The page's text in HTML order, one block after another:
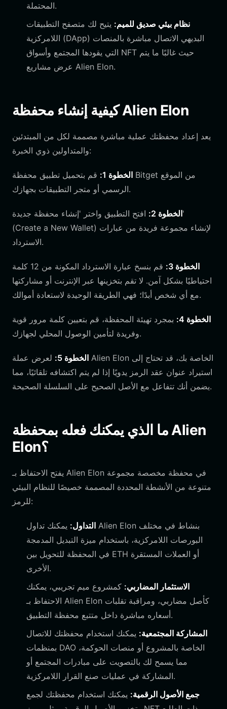
المحتملة.
نظام بيئي صديق للميم: يتيح لك متصفح التطبيقات
اللامركزية (DApp) البديهي الاتصال مباشرة بالمنصات
التي يقودها المجتمع وأسواق NFT حيث غالبًا ما يتم
عرض مشاريع Alien Elon.
كيفية إنشاء محفظة Alien Elon
يعد إعداد محفظتك عملية مباشرة مصممة لكل من المبتدئين
والمتداولين ذوي الخبرة:
الخطوة 1:
قم بتحميل تطبيق محفظة Bitget من الموقع
الرسمي أو متجر التطبيقات بجهازك.
الخطوة 2:
افتح التطبيق واختر 'إنشاء محفظة جديدة'
(Create a New Wallet) لإنشاء مجموعة فريدة من عبارات
الاسترداد.
الخطوة 3:
قم بنسخ عبارة الاسترداد المكونة من 12 كلمة
احتياطيًا بشكل آمن. لا تقم بتخزينها عبر الإنترنت أو مشاركتها
مع أي شخص أبدًا؛ فهي الطريقة الوحيدة لاستعادة أموالك.
الخطوة 4:
بمجرد تهيئة المحفظة، قم بتعيين كلمة مرور قوية
وفريدة لتأمين الوصول المحلي لجهازك.
الخطوة 5:
لعرض عملة Alien Elon الخاصة بك، قد تحتاج إلى
استيراد عنوان عقد الرمز يدويًا إذا لم يتم اكتشافه تلقائيًا، مما
يضمن أنك تتفاعل مع الأصل الصحيح على السلسلة الصحيحة.
ما الذي يمكنك فعله بمحفظة Alien
Elon؟
يفتح الاحتفاظ بـ Alien Elon في محفظة مخصصة مجموعة
متنوعة من الأنشطة المحددة المصممة خصيصًا للنظام البيئي
للرمز:
التداول: يمكنك تداول Alien Elon بنشاط في مختلف
البورصات اللامركزية، باستخدام ميزة التبديل المدمجة
في المحفظة للتحويل بين ETH أو العملات المستقرة
الأخرى.
الاستثمار المضاربي: كمشروع ميم تجريبي، يمكنك
الاحتفاظ بـ Alien Elon كأصل مضاربي، ومراقبة تقلبات
أسعاره مباشرة داخل متتبع محفظة التطبيق.
المشاركة المجتمعية: يمكنك استخدام محفظتك للاتصال
بمنظمات DAO الخاصة بالمشروع أو منصات الحوكمة،
مما يسمح لك بالتصويت على مبادرات المجتمع أو
المشاركة في عمليات صنع القرار اللامركزية.
جمع الأصول الرقمية: يمكنك استخدام محفظتك لجمع